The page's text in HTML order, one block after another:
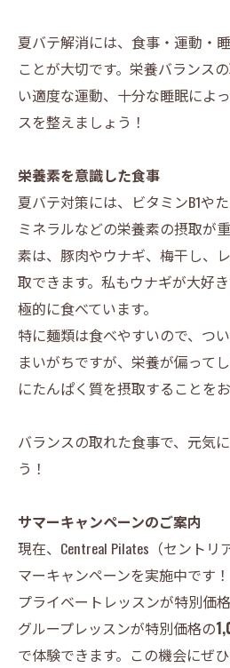
夏バテ解消には、食事・運動・
ことが大切です。栄養バランス
い適度な運動、十分な睡眠によ
スを整えましょう！
栄養素を意識した食事
夏バテ対策には、ビタミンB1や
ミネラルなどの栄養素の摂取が
素は、豚肉やウナギ、梅干し、
取できます。私もウナギが大好
極的に食べています。
特に麺類は食べやすいので、つ
まいがちですが、栄養が偏って
にたんぱく質を摂取することを
バランスの取れた食事で、元気
う！
サマーキャンペーンのご案内
現在、Centreal Pilates（セント
マーキャンペーンを実施中です！
プライベートレッスンが特別価
グループレッスンが特別価格の
で体験できます。この機会にぜ